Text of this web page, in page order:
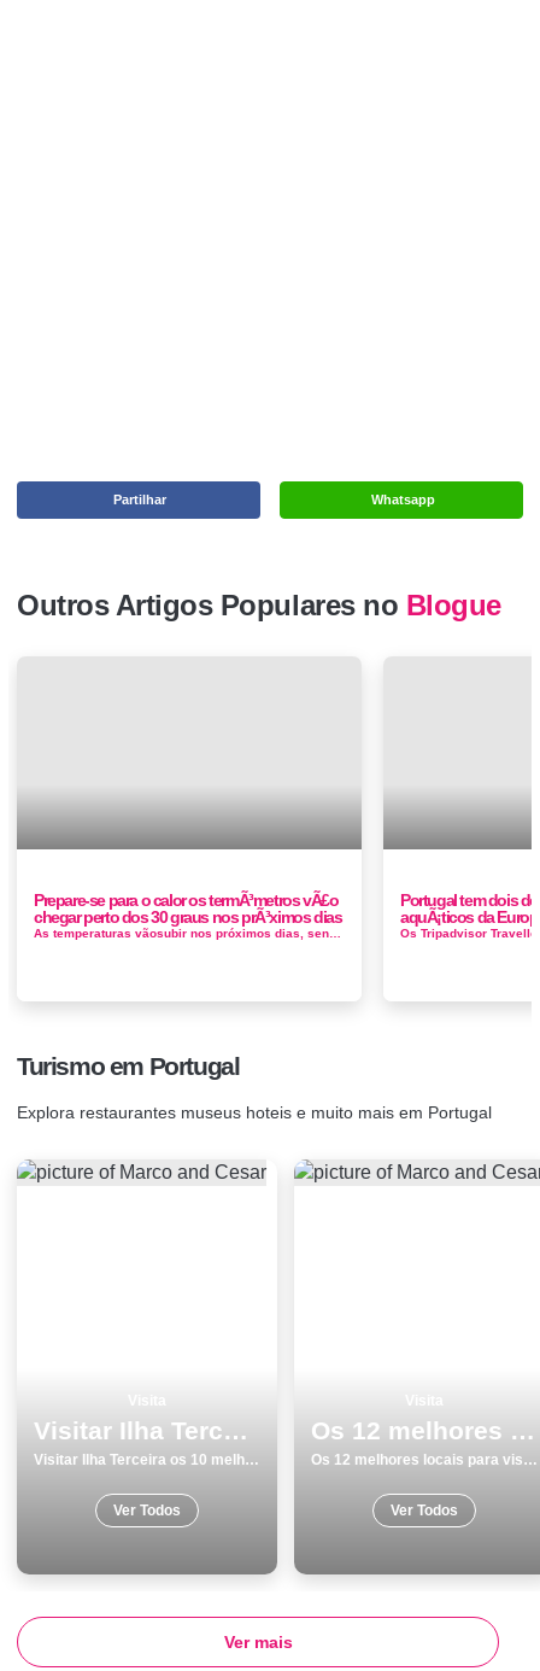
Whatsapp
Partilhar
Outros Artigos Populares no Blogue
Prepare-se para o calor os termÃ³metros vÃ£o
chegar perto dos 30 graus nos prÃ³ximos dias
Portugal tem dois
aquÃ¡ticos da
Turismo em Portugal
Explora restaurantes museus hoteis e muito mais em Portugal
Visitar Ilha Terceira os 10 melhores lugares
Visitar Ilha Terceira os 10 melhores lugares
Ver Todos
Os 12 melhores locais para visitar em Beja
Os 12 melhores locais para visitar em Beja
Ver Todos
Ver mais